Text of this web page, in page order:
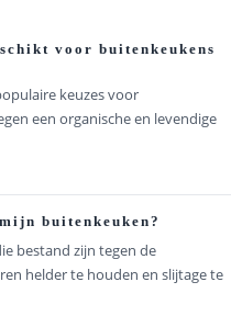
voor buitenkeukens
keuzes voor
een organische en levendige
buitenkeuken?
bestand zijn tegen de
helder te houden en slijtage te